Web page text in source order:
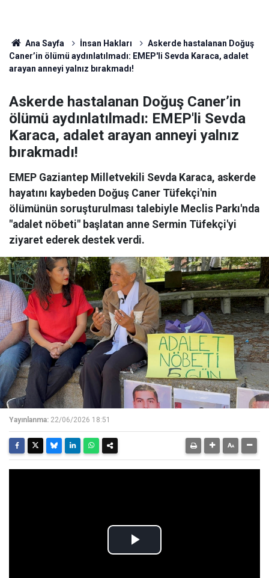
Ana Sayfa İnsan Hakları
Askerde hastalanan Doğuş
Caner’in ölümü aydınlatılmadı: EMEP'li Sevda Karaca, adalet
arayan anneyi yalnız bırakmadı!
Askerde hastalanan Doğuş Caner’in
ölümü aydınlatılmadı: EMEP'li Sevda
Karaca, adalet arayan anneyi yalnız
bırakmadı!
EMEP Gaziantep Milletvekili Sevda Karaca, askerde
hayatını kaybeden Doğuş Caner Tüfekçi'nin
ölümünün soruşturulması talebiyle Meclis Parkı'nda
"adalet nöbeti" başlatan anne Sermin Tüfekçi'yi
ziyaret ederek destek verdi.
Yayınlanma: 22/06/2026 18:51